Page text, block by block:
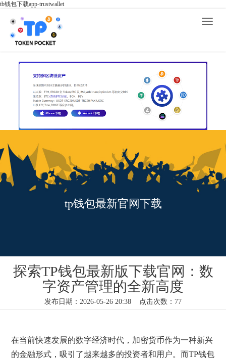
tb钱包下载app-trustwallet
Toggle
tp钱包最新官网下载
探索TP钱包最新版下载官网：数
字资产管理的全新高度
发布日期：2026-05-26 20:38 点击次数：77
在当前快速发展的数字经济时代，加密货币作为一种新兴
的金融形式，吸引了越来越多的投资者和用户。而TP钱包